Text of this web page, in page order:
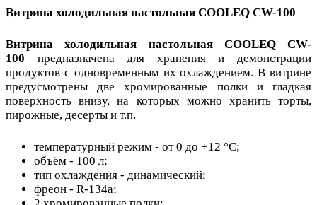
Витрина холодильная настольная COOLEQ CW-100
Витрина холодильная настольная COOLEQ CW-
100 предназначена для хранения и демонстрации
продуктов с одновременным их охлаждением. В витрине
предусмотрены две хромированные полки и гладкая
поверхность внизу, на которых можно хранить торты,
пирожные, десерты и т.п.
температурный режим - от 0 до +12 °С;
объём - 100 л;
тип охлаждения - динамический;
фреон - R-134a;